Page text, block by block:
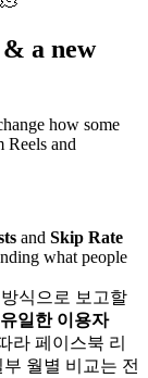
a new
how some
Reels and
and Skip Rate
what people
식으로 보고할
일한 이용자
라 페이스북 리
월별 비교는 전